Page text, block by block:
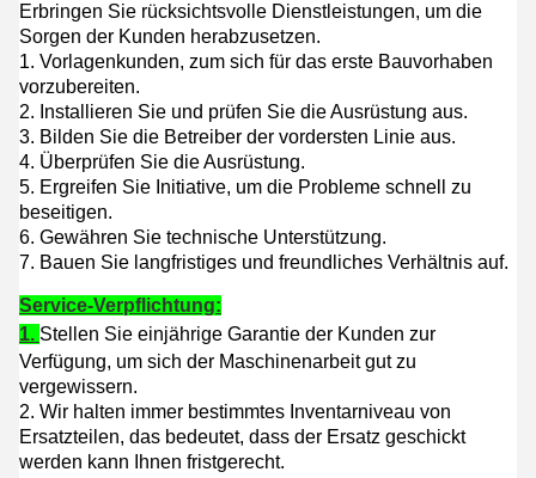
Erbringen Sie rücksichtsvolle Dienstleistungen, um die
Sorgen der Kunden herabzusetzen.
1. Vorlagenkunden, zum sich für das erste Bauvorhaben
vorzubereiten.
2. Installieren Sie und prüfen Sie die Ausrüstung aus.
3. Bilden Sie die Betreiber der vordersten Linie aus.
4. Überprüfen Sie die Ausrüstung.
5. Ergreifen Sie Initiative, um die Probleme schnell zu
beseitigen.
6. Gewähren Sie technische Unterstützung.
7. Bauen Sie langfristiges und freundliches Verhältnis auf.
Service-Verpflichtung:
1. Stellen Sie einjährige Garantie der Kunden zur
Verfügung, um sich der Maschinenarbeit gut zu
vergewissern.
2. Wir halten immer bestimmtes Inventarniveau von
Ersatzteilen, das bedeutet, dass der Ersatz geschickt
werden kann Ihnen fristgerecht.